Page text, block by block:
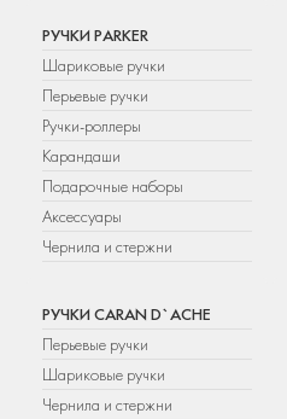
РУЧКИ PARKER
Шариковые ручки
Перьевые ручки
Ручки-роллеры
Карандаши
Подарочные наборы
Аксессуары
Чернила и стержни
РУЧКИ CARAN D`ACHE
Перьевые ручки
Шариковые ручки
Чернила и стержни